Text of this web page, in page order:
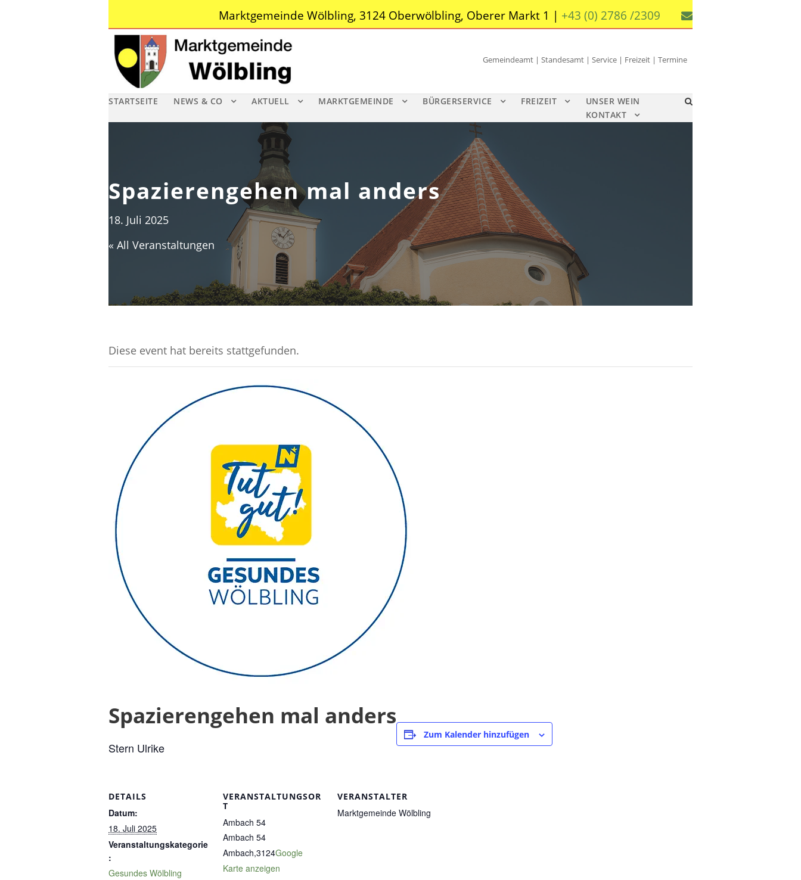
Marktgemeinde Wölbling, 3124 Oberwölbling, Oberer Markt 1 | +43 (0) 2786 /2309
Gemeindeamt | Standesamt | Service | Freizeit | Termine
STARTSEITE NEWS & CO AKTUELL MARKTGEMEINDE BÜRGERSERVICE FREIZEIT
UNSER WEIN
KONTAKT
Spazierengehen mal anders
18. Juli 2025
« All Veranstaltungen
Diese event hat bereits stattgefunden.
Spazierengehen mal anders
Stern Ulrike
Zum Kalender hinzufügen
DETAILS
Datum:
18. Juli 2025
Veranstaltungskategorie
:
Gesundes Wölbling
VERANSTALTUNGSOR
T
Ambach 54
Ambach 54
Ambach,3124Google
Karte anzeigen
VERANSTALTER
Marktgemeinde Wölbling